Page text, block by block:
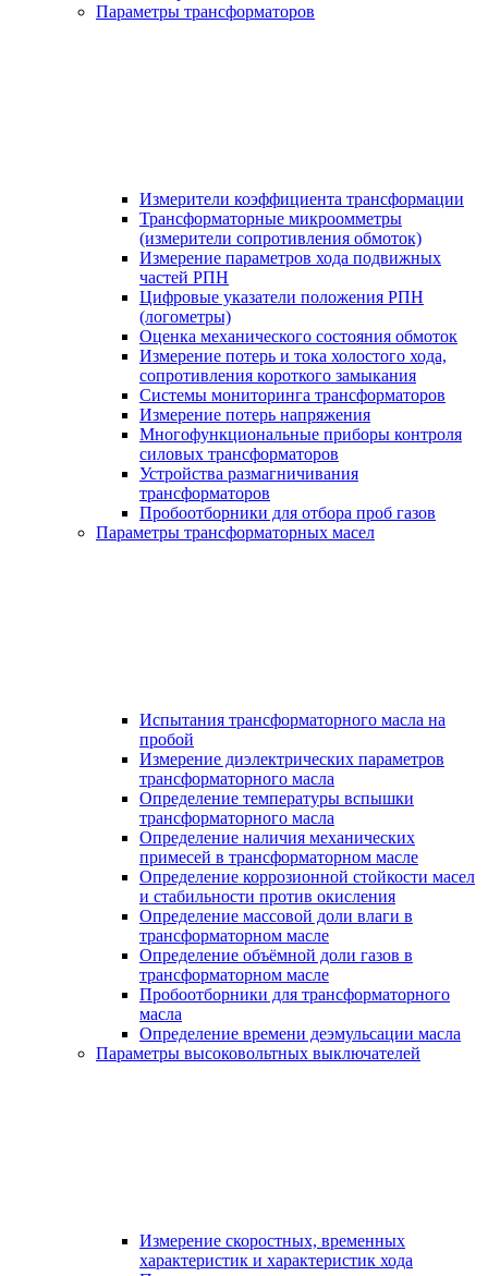
Параметры трансформаторов
Измерители коэффициента трансформации
Трансформаторные микроомметры
(измерители сопротивления обмоток)
Измерение параметров хода подвижных
частей РПН
Цифровые указатели положения РПН
(логометры)
Оценка механического состояния обмоток
Измерение потерь и тока холостого хода,
сопротивления короткого замыкания
Системы мониторинга трансформаторов
Измерение потерь напряжения
Многофункциональные приборы контроля
силовых трансформаторов
Устройства размагничивания
трансформаторов
Пробоотборники для отбора проб газов
Параметры трансформаторных масел
Испытания трансформаторного масла на
пробой
Измерение диэлектрических параметров
трансформаторного масла
Определение температуры вспышки
трансформаторного масла
Определение наличия механических
примесей в трансформаторном масле
Определение коррозионной стойкости масел
и стабильности против окисления
Определение массовой доли влаги в
трансформаторном масле
Определение объёмной доли газов в
трансформаторном масле
Пробоотборники для трансформаторного
масла
Определение времени деэмульсации масла
Параметры высоковольтных выключателей
Измерение скоростных, временных
характеристик и характеристик хода